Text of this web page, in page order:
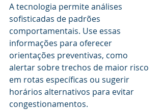
A tecnologia permite análises
sofisticadas de padrões
comportamentais. Use essas
informações para oferecer
orientações preventivas, como
alertar sobre trechos de maior risco
em rotas específicas ou sugerir
horários alternativos para evitar
congestionamentos.